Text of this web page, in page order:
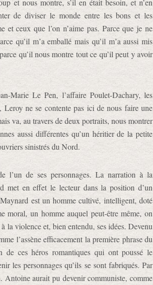
et nous montre, s’il en était besoin, et n’en
de diviser le monde entre les bons et les
et ceux que l’on n’aime pas. Parce que je ne
qu’il m’a emballé mais qu’il m’a aussi mis
qu’il nous montre tout ce qu’il peut y avoir
Marie Le Pen, l’affaire Poulet-Dachary, les
ne se contente pas ici de nous faire une
va, au travers de deux portraits, nous montrer
aussi différentes qu’un héritier de la petite
sinistrés du Nord.
l’un de ses personnages. La narration à la
met en effet le lecteur dans la position d’un
est un homme cultivé, intelligent, doté
moral, un homme auquel peut-être même, on
la violence et, bien entendu, ses idées. Devenu
l’assène efficacement la première phrase du
ces héros romantiques qui ont poussé le
les personnages qu’ils se sont fabriqués. Par
Antoine aurait pu devenir communiste, comme